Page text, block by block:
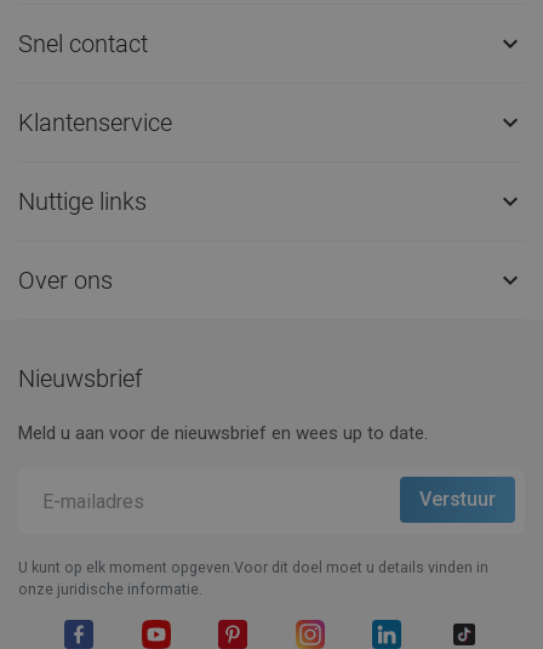
Snel contact 
Klantenservice 
Nuttige links 
Over ons 
Nieuwsbrief
Meld u aan voor de nieuwsbrief en wees up to date.
U kunt op elk moment opgeven.Voor dit doel moet u details vinden in
onze juridische informatie.